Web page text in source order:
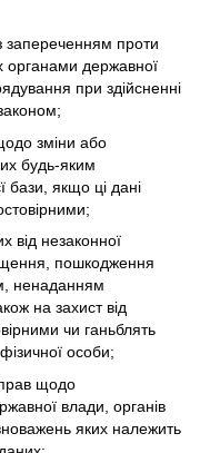
запереченням проти
органами державної
при здійсненні
зміни або
будь-яким
бази, якщо ці дані
від незаконної
пошкодження
ненаданням
на захист від
чи ганьблять
особи;
прав щодо
влади, органів
яких належить